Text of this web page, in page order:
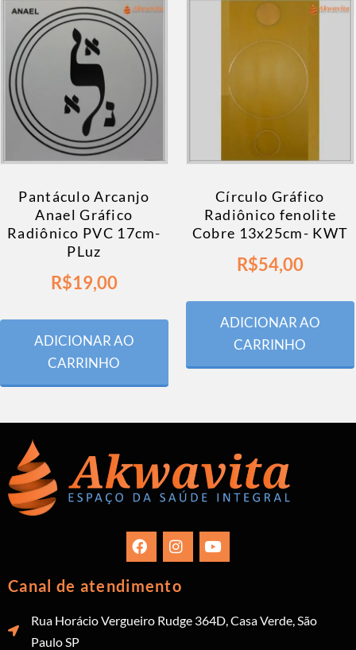
Pantáculo Arcanjo
Anael Gráfico
Radiônico PVC 17cm-
PLuz
R$19,00
ADICIONAR AO
CARRINHO
Círculo Gráfico
Radiônico fenolite
Cobre 13x25cm- KWT
R$54,00
ADICIONAR AO
CARRINHO
Canal de atendimento
Rua Horácio Vergueiro Rudge 364D, Casa Verde, São
Paulo SP